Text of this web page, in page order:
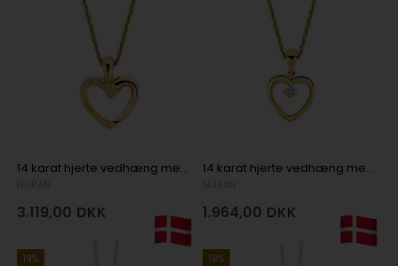
14 karat hjerte vedhæng med 0,06 ct diamanter
3.119,00 DKK
14 karat hjerte vedhæng med 0,02 ct Wesselton VVS diamant
1.964,00 DKK
19% 19%